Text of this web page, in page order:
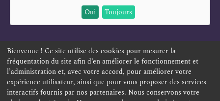
Oui
Toujours
ESPACE PERSONNEL OFFRES D'EMPLOI SIGNALEMENT
TÉLÉSERVICES PLAN DU SITE
ACCESSIBILITÉ POLITIQUE DE CONFIDENTIALITÉ
Bienvenue ! Ce site utilise des cookies pour mesurer la
fréquentation du site afin d’en améliorer le fonctionnement et
l’administration et, avec votre accord, pour améliorer votre
expérience utilisateur, ainsi que pour vous proposer des services
interactifs fournis par nos partenaires. Nous conservons votre